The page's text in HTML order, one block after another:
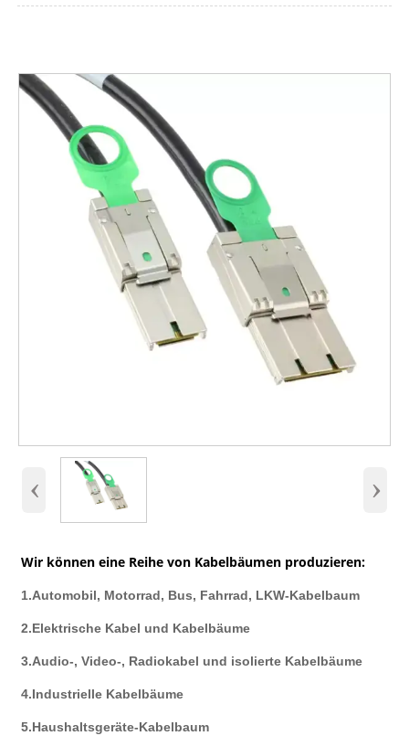
‹ ›
Wir können eine Reihe von Kabelbäumen produzieren:
1.Automobil, Motorrad, Bus, Fahrrad, LKW-Kabelbaum
2.Elektrische Kabel und Kabelbäume
3.Audio-, Video-, Radiokabel und isolierte Kabelbäume
4.Industrielle Kabelbäume
5.Haushaltsgeräte-Kabelbaum